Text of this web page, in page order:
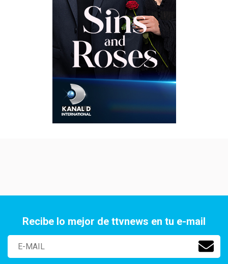
Recibe lo mejor de ttvnews en tu e-mail